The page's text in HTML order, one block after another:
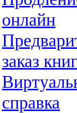
онлайн
заказ
справка